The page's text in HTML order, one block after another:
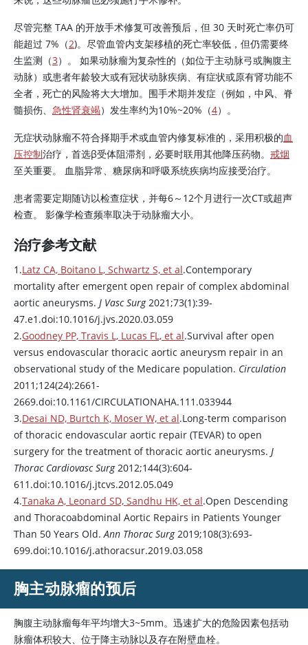
尽管完整 TAA 的开放手术修复可改善预后，但 30 天时死亡率仍可
能超过 7%（2)。尽管血管内支架移植的死亡率较低，但仍需要终
生监测（3）。 如果动脉瘤为复杂性的（如位于主动脉弓或胸腹主
动脉）或患者年龄较大或有冠状动脉疾病、有症状或原有肾功能不
全者，死亡的风险将大大增加。围手术期并发症（例如，中风、脊
髓损伤、 急性肾衰竭）发生率约为10%~20%（4）。
无症状动脉瘤不符合择期手术或血管内修复标准的，采用积极的血
压控制治疗，首选β受体阻滞剂，必要时联用其他降压药物。 戒烟
至关重要。 血脂异常、糖尿病和呼吸系统疾病均应接受治疗。
患者需要定期随访以检查症状，并每6～12个月进行一次CT或超声
检查。 影像学检查频率取决于动脉瘤大小。
治疗参考文献
1.Latz CA, Boitano L, Schwartz S, et al.Contemporary
mortality after emergent open repair of complex abdominal
aortic aneurysms. J Vasc Surg2021;73(1):39-
47.e1.doi:10.1016/j.jvs.2020.03.059
2.Goodney PP, Travis L, Lucas FL, et al.Survival after open
versus endovascular thoracic aortic aneurysm repair in an
observational study of the Medicare population. Circulation
2011;124(24):2661-
2669.doi:10.1161/CIRCULATIONAHA.111.033944
3.Desai ND, Burtch K, Moser W, et al.Long-term comparison
of thoracic endovascular aortic repair (TEVAR) to open
surgery for the treatment of thoracic aortic aneurysms. J
Thorac Cardiovasc Surg2012;144(3):604-
611.doi:10.1016/j.jtcvs.2012.05.049
4.Tanaka A, Leonard SD, Sandhu HK, et al.Open Descending
and Thoracoabdominal Aortic Repairs in Patients Younger
Than 50 Years Old.Ann Thorac Surg2019;108(3):693-
699.doi:10.1016/j.athoracsur.2019.03.058
胸主动脉瘤的预后
胸腹主动脉瘤每年平均增大3~5mm。迅速扩大的危险因素包括动
脉瘤体积较大、位于降主动脉以及存在附壁血栓。